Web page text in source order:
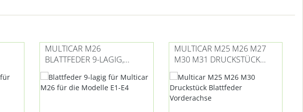
MULTICAR M26
BLATTFEDER 9-LAGIG,
VERSTÄRKT
MULTICAR M25 M26 M27
M30 M31 DRUCKSTÜCK
BLATTFEDER VORDERACHSE